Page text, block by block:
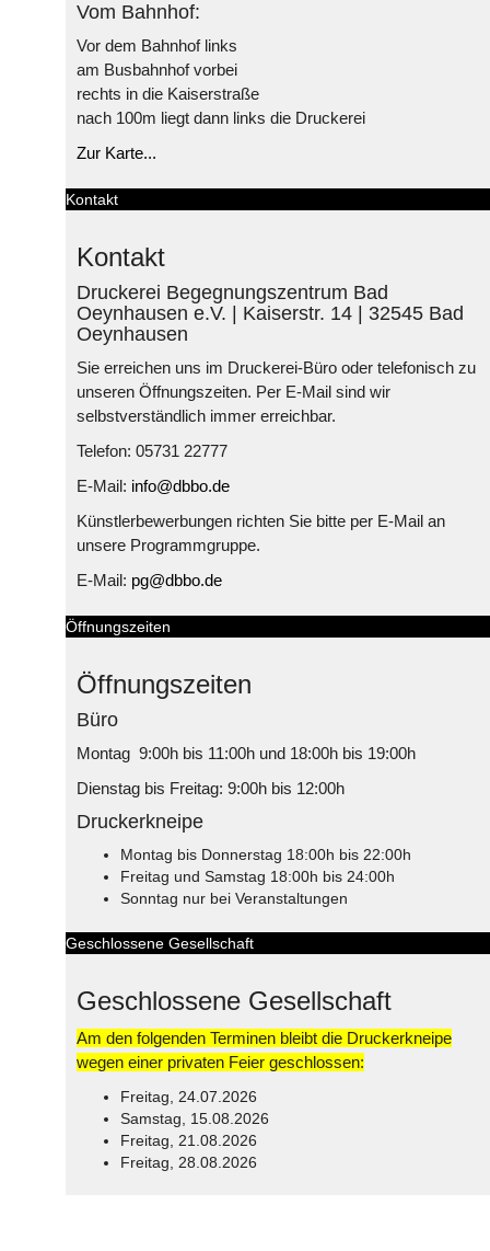
Vom Bahnhof:
Vor dem Bahnhof links
am Busbahnhof vorbei
rechts in die Kaiserstraße
nach 100m liegt dann links die Druckerei
Zur Karte...
Kontakt
Kontakt
Druckerei Begegnungszentrum Bad
Oeynhausen e.V. | Kaiserstr. 14 | 32545 Bad
Oeynhausen
Sie erreichen uns im Druckerei-Büro oder telefonisch zu
unseren Öffnungszeiten. Per E-Mail sind wir
selbstverständlich immer erreichbar.
Telefon: 05731 22777
E-Mail: info@dbbo.de
Künstlerbewerbungen richten Sie bitte per E-Mail an
unsere Programmgruppe.
E-Mail: pg@dbbo.de
Öffnungszeiten
Öffnungszeiten
Büro
Montag 9:00h bis 11:00h und 18:00h bis 19:00h
Dienstag bis Freitag: 9:00h bis 12:00h
Druckerkneipe
Montag bis Donnerstag 18:00h bis 22:00h
Freitag und Samstag 18:00h bis 24:00h
Sonntag nur bei Veranstaltungen
Geschlossene Gesellschaft
Geschlossene Gesellschaft
Am den folgenden Terminen bleibt die Druckerkneipe
wegen einer privaten Feier geschlossen:
Freitag, 24.07.2026
Samstag, 15.08.2026
Freitag, 21.08.2026
Freitag, 28.08.2026